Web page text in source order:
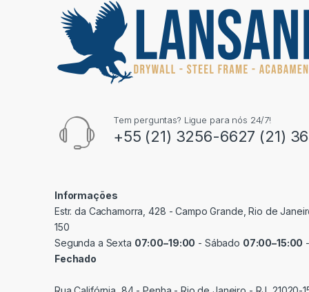
Tem perguntas? Ligue para nós 24/7!
+55 (21) 3256-6627 (21)
Informações
Estr. da Cachamorra, 428 - Campo Grande, Rio de
150
Segunda a Sexta 07:00–19:00 - Sábado 07:00–15:00
Fechado